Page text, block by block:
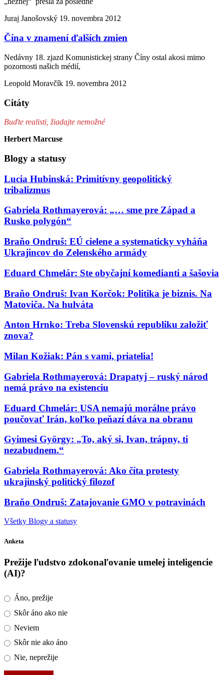
Juraj Janošovský 19. novembra 2012
Čína v znamení ďalších zmien
Nedávny 18. zjazd Komunistickej strany Číny ostal akosi mimo
pozornosti našich médií,
Leopold Moravčík 19. novembra 2012
Citáty
Buďte realisti, žiadajte nemožné
Herbert Marcuse
Blogy a statusy
Lucia Hubinská: Primitívny geopolitický
tribalizmus
Gabriela Rothmayerová: „… sme pre Západ a
Rusko polygón“
Braňo Ondruš: EÚ cielene a systematicky vyháňa
Ukrajincov do Zelenského armády
Eduard Chmelár: Ste obyčajní komedianti a šašovia
Braňo Ondruš: Ivan Korčok: Politika je biznis. Na
Matoviča. Na hulváta
Anton Hrnko: Treba Slovenskú republiku založiť
znova?
Milan Kožiak: Pán s vami, priatelia!
Gabriela Rothmayerová: Drapatyj – ruský národ
nemá právo na existenciu
Eduard Chmelár: USA nemajú morálne právo
poučovať Irán, koľko peňazí dáva na obranu
Gyimesi György: „To, aký si, Ivan, trápny, ti
nezabudnem.“
Gabriela Rothmayerová: Ako číta protesty
ukrajinský politický filozof
Braňo Ondruš: Zatajovanie GMO v potravinách
Všetky Blogy a statusy
Anketa
Prežije ľudstvo zdokonaľovanie umelej inteligencie
(AI)?
Áno, prežije
Skôr áno ako nie
Neviem
Skôr nie ako áno
Nie, neprežije